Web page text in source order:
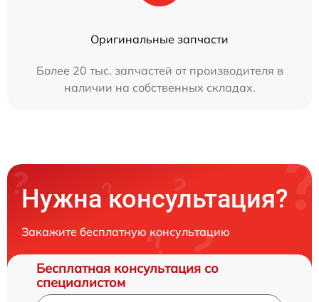
Оригинальные запчасти
Более 20 тыс. запчастей от производителя в
наличии на собственных складах.
Нужна консультация?
Закажите бесплатную консультацию
Бесплатная консультация со
специалистом